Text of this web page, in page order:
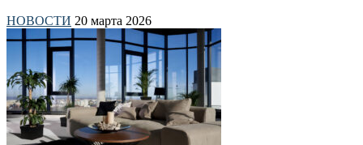
НОВОСТИ 20 марта 2026